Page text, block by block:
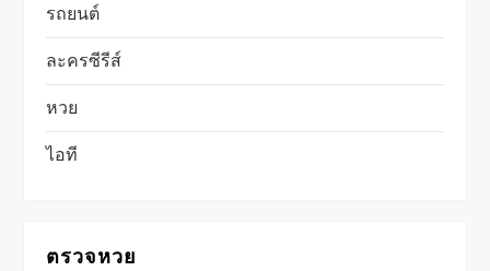
รถยนต์
ละครซีรีส์
หวย
ไอที
ตรวจหวย